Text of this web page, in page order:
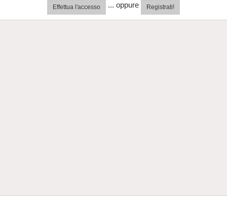
Effettua l'accesso ... oppure Registrati!